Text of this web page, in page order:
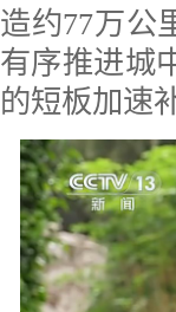
造约77万公
有序推进城
的短板加速